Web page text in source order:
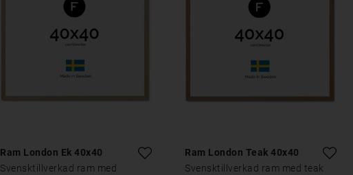
Ram London Ek 40x40
Svensktillverkad ram med
Ram London Teak 40x40
Svensktillverkad ram med teak